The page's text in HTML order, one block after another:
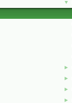
▼
►
►
►
►